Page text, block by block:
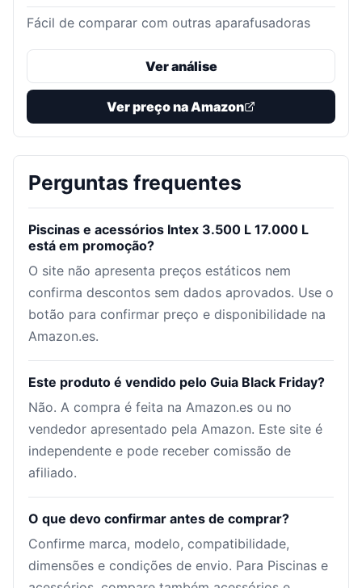
Fácil de comparar com outras aparafusadoras
Ver análise
Ver preço na Amazon
Perguntas frequentes
Piscinas e acessórios Intex 3.500 L 17.000 L
está em promoção?
O site não apresenta preços estáticos nem
confirma descontos sem dados aprovados. Use o
botão para confirmar preço e disponibilidade na
Amazon.es.
Este produto é vendido pelo Guia Black Friday?
Não. A compra é feita na Amazon.es ou no
vendedor apresentado pela Amazon. Este site é
independente e pode receber comissão de
afiliado.
O que devo confirmar antes de comprar?
Confirme marca, modelo, compatibilidade,
dimensões e condições de envio. Para Piscinas e